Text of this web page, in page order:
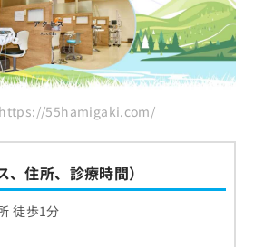
55hamigaki.com/
住所、診療時間）
徒歩1分